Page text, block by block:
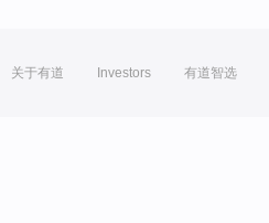
关于有道 Investors 有道智选